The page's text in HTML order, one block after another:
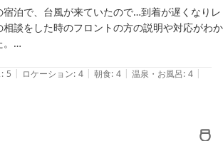
みいただけるよう、定期的にメニューの切り替
消メニューとして愛知県名産の豆味噌を使用
おります。
ェでほっと一息ついていただけたようで何よ
を14時から24時の間、挽き立てのコーヒーや紅
泊で、台風が来ていたので…到着が遅くなりレ
談をした時のフロントの方の説明や対応がわか
、廊下まで響き渡る隣室の声にびっくりしてフ
すぐに対応してくれて助かりました。
までキレイにしてあり、加湿器空気清浄機のタ
た。
ったです。
: 5 | ロケーション: 4 | 朝食: 4 | 温泉・お風呂: 4 |